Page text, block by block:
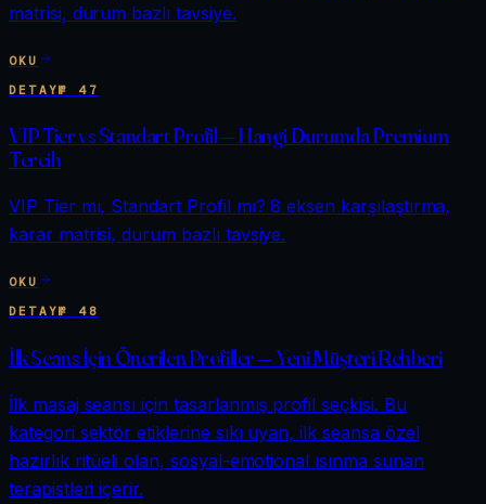
matrisi, durum bazlı tavsiye.
OKU
DETAY№ 47
VIP Tier vs Standart Profil — Hangi Durumda Premium
Tercih
VIP Tier mı, Standart Profil mı? 8 eksen karşılaştırma,
karar matrisi, durum bazlı tavsiye.
OKU
DETAY№ 48
İlk Seans İçin Önerilen Profiller — Yeni Müşteri Rehberi
İlk masaj seansı için tasarlanmış profil seçkisi. Bu
kategori sektör etiklerine sıkı uyan, ilk seansa özel
hazırlık ritüeli olan, sosyal-emotional ısınma sunan
terapistleri içerir.